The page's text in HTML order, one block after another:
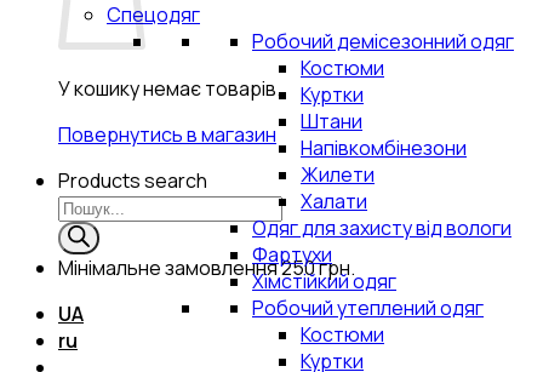
У кошику немає товарів.
Повернутись в магазин
Products search
Мінімальне замовлення250 грн.
UA
ru
Спецодяг
Робочий демісезонний одяг
Костюми
Куртки
Штани
Напівкомбінезони
Жилети
Халати
Одяг для захисту від вологи
Фартухи
Хімстійкий одяг
Робочий утеплений одяг
Костюми
Куртки